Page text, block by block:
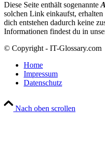
Diese Seite enthält sogenannte
solchen Link einkaufst,
dich entstehen dadurch keine
Informationen findest du in
© Copyright - IT-Glossary.com
Home
Impressum
Datenschutz
Nach oben scrollen